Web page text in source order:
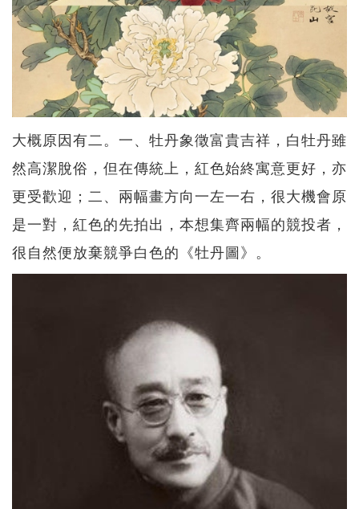
大概原因有二。一、牡丹象徵富貴吉祥，白牡丹雖
然高潔脫俗，但在傳統上，紅色始終寓意更好，亦
更受歡迎；二、兩幅畫方向一左一右，很大機會原
是一對，紅色的先拍出，本想集齊兩幅的競投者，
很自然便放棄競爭白色的《牡丹圖》。